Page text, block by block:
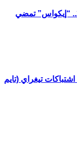
تيغراي (تايم
إطلاق العملة الموحدة “إيكو” في 2027.. “إيكواس” تمضي